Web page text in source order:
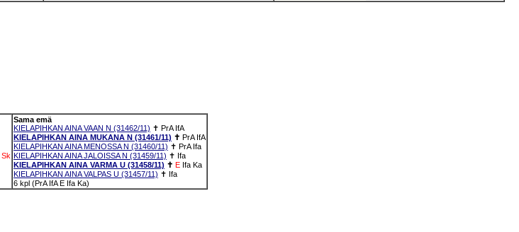
Sk
Sama emä
KIELAPIHKAN AINA VAAN N (31462/11) ✝ PrA IfA
KIELAPIHKAN AINA MUKANA N (31461/11) ✝ PrA IfA
KIELAPIHKAN AINA MENOSSA N (31460/11) ✝ PrA Ifa
KIELAPIHKAN AINA JALOISSA N (31459/11) ✝ Ifa
KIELAPIHKAN AINA VARMA U (31458/11) ✝ E Ifa Ka
KIELAPIHKAN AINA VALPAS U (31457/11) ✝ Ifa
6 kpl (PrA IfA E Ifa Ka)